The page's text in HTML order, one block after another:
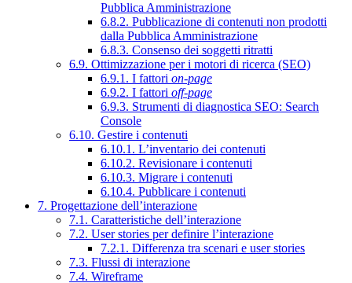
Pubblica Amministrazione
6.8.2. Pubblicazione di contenuti non prodotti
dalla Pubblica Amministrazione
6.8.3. Consenso dei soggetti ritratti
6.9. Ottimizzazione per i motori di ricerca (SEO)
6.9.1. I fattori on-page
6.9.2. I fattori off-page
6.9.3. Strumenti di diagnostica SEO: Search
Console
6.10. Gestire i contenuti
6.10.1. L’inventario dei contenuti
6.10.2. Revisionare i contenuti
6.10.3. Migrare i contenuti
6.10.4. Pubblicare i contenuti
7. Progettazione dell’interazione
7.1. Caratteristiche dell’interazione
7.2. User stories per definire l’interazione
7.2.1. Differenza tra scenari e user stories
7.3. Flussi di interazione
7.4. Wireframe